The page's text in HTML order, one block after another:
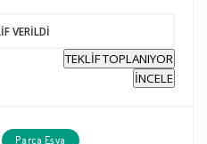
VERİLDİ
TEKLİF TOPLANIYOR
İNCELE
Parça Eşya